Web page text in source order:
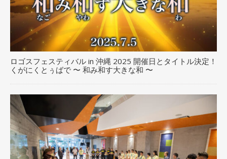
ロゴスフェスティバル in 沖縄 2025 開催日とタイトル決定！
くがにくとぅばで 〜 和み和す大きな和 〜